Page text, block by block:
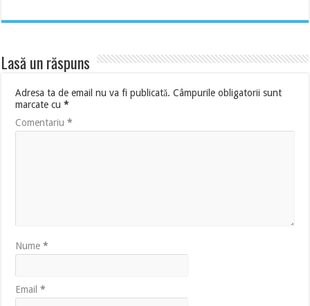
Lasă un răspuns
Adresa ta de email nu va fi publicată. Câmpurile obligatorii sunt
marcate cu*
Comentariu*
Nume*
Email*